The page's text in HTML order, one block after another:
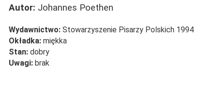
Autor: Johannes Poethen
Wydawnictwo: Stowarzyszenie Pisarzy Polskich 1994
Okładka: miękka
Stan: dobry
Uwagi: brak